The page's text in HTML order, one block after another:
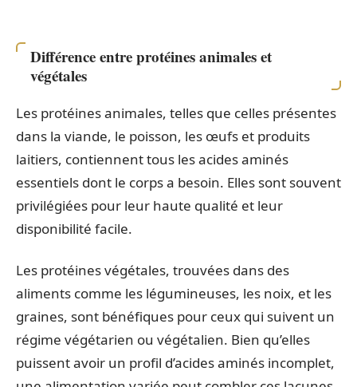
Différence entre protéines animales et
végétales
Les protéines animales, telles que celles présentes
dans la viande, le poisson, les œufs et produits
laitiers, contiennent tous les acides aminés
essentiels dont le corps a besoin. Elles sont souvent
privilégiées pour leur haute qualité et leur
disponibilité facile.
Les protéines végétales, trouvées dans des
aliments comme les légumineuses, les noix, et les
graines, sont bénéfiques pour ceux qui suivent un
régime végétarien ou végétalien. Bien qu’elles
puissent avoir un profil d’acides aminés incomplet,